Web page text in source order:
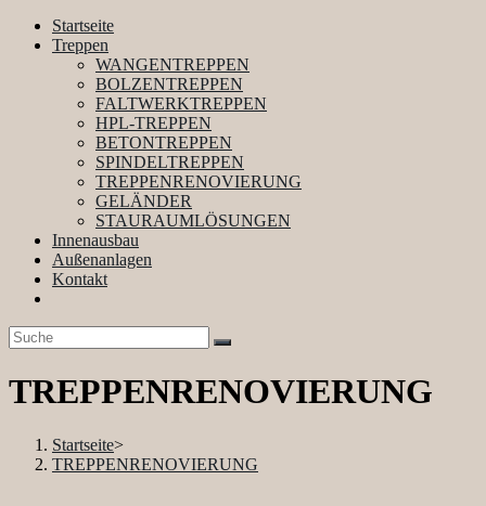
Startseite
Treppen
WANGENTREPPEN
BOLZENTREPPEN
FALTWERKTREPPEN
HPL-TREPPEN
BETONTREPPEN
SPINDELTREPPEN
TREPPENRENOVIERUNG
GELÄNDER
STAURAUMLÖSUNGEN
Innenausbau
Außenanlagen
Kontakt
umschalten
TREPPENRENOVIERUNG
Startseite>
TREPPENRENOVIERUNG